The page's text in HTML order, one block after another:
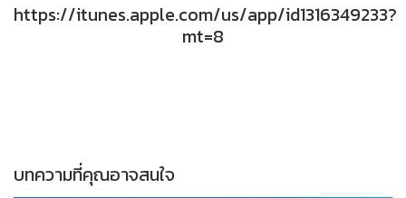
https://itunes.apple.com/us/app/id1316349233?
mt=8
บทความที่คุณอาจสนใจ